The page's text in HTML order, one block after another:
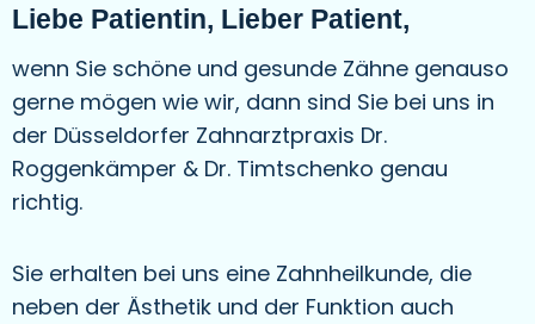
Liebe Patientin, Lieber Patient,
wenn Sie schöne und gesunde Zähne genauso
gerne mögen wie wir, dann sind Sie bei uns in
der Düsseldorfer Zahnarztpraxis Dr.
Roggenkämper & Dr. Timtschenko genau
richtig.
Sie erhalten bei uns eine Zahnheilkunde, die
neben der Ästhetik und der Funktion auch